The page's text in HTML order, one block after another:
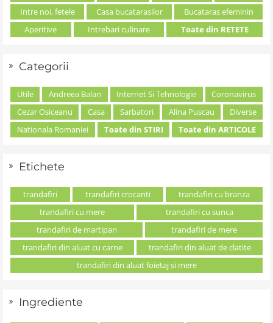
Intre noi, fetele
Casa bucatarasilor
Bucataras efeminin
Aperitive
Intrebari culinare Toate din RETETE
Categorii
Utile Andreea Balan Internet Si Tehnologie
Coronavirus
Cezar Osiceanu
Casa Sarbatori Alina Puscau
Diverse
Nationala Romaniei
Toate din STIRI Toate din ARTICOLE
Etichete
trandafiri trandafiri crocanti
trandafiri cu branza
trandafiri cu mere
trandafiri cu sunca
trandafiri de martipan
trandafiri de mere
trandafiri din aluat cu carne
trandafiri din aluat de clatite
trandafiri din aluat foietaj si mere
Ingrediente